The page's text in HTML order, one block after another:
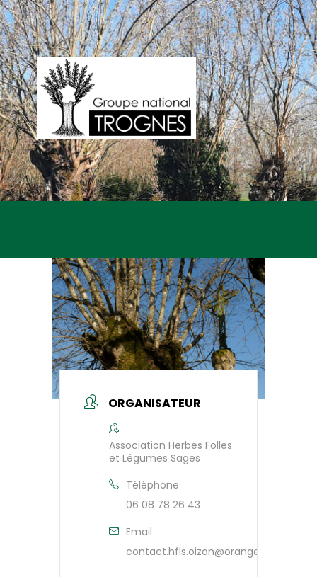
ORGANISATEUR
Association Herbes Folles
et Légumes Sages
Téléphone
06 08 78 26 43
Email
contact.hfls.oizon@orange.fr